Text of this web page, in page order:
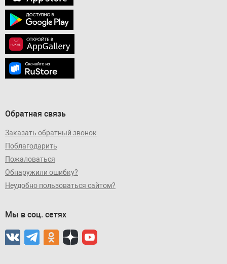
Обратная связь
Заказать обратный звонок
Поблагодарить
Пожаловаться
Обнаружили ошибку?
Неудобно пользоваться сайтом?
Мы в соц. сетях